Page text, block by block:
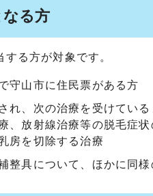
る方
る方が対象です。
守山市に住民票がある方
れ、次の治療を受けてい
、放射線治療等の脱毛症
房を切除する治療
整具について、ほかに同